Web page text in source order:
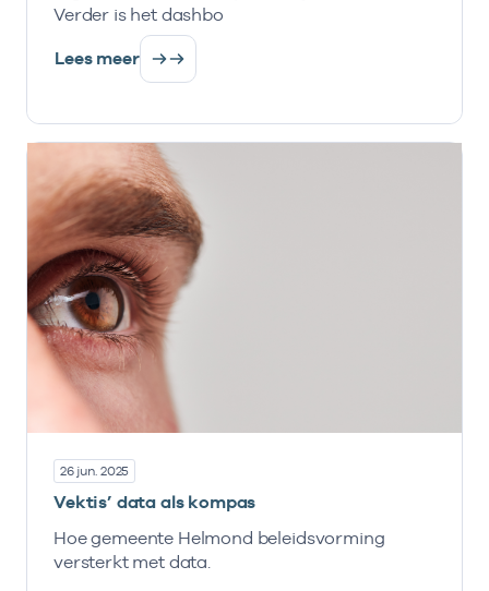
Verder is het dashbo
Lees meer
26 jun. 2025
Vektis’ data als kompas
Hoe gemeente Helmond beleidsvorming
versterkt met data.